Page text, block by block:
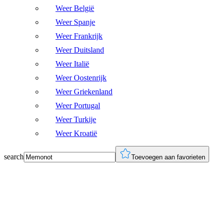
Weer België
Weer Spanje
Weer Frankrijk
Weer Duitsland
Weer Italië
Weer Oostenrijk
Weer Griekenland
Weer Portugal
Weer Turkije
Weer Kroatië
search Toevoegen aan favorieten